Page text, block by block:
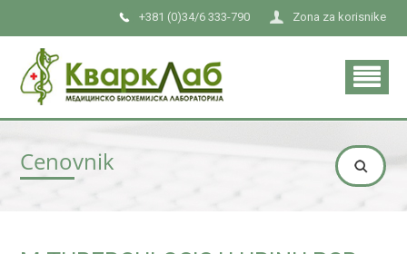
Zona za korisnike
+381 (0)34/6 333-790
Cenovnik